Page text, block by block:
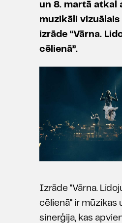
un 8. martā atkal
muzikāli
izrāde “Vārna.
cēlienā”.
Izrāde "Vārna.
cēlienā" ir mūzikas
sinerģija, kas